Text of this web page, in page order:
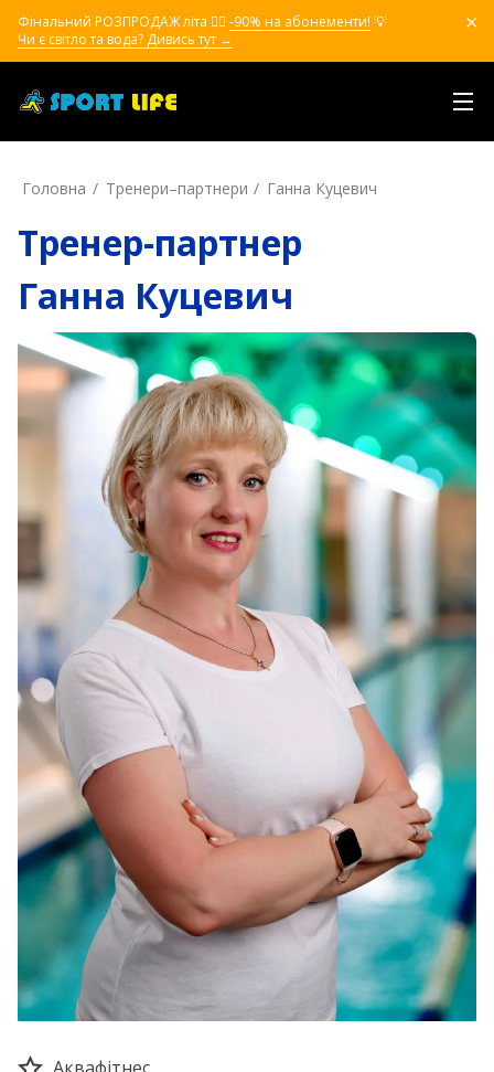
Фінальний РОЗПРОДАЖ літа ❤️‍🔥 -90% на абонементи! 💡
Чи є світло та вода? Дивись тут →
Головна Тренери–партнери Ганна Куцевич
Тренер-партнер
Ганна Куцевич